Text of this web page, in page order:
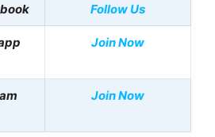
Follow Us
Join Now
Join Now